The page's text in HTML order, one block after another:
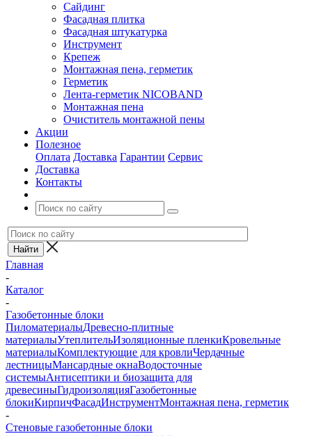
Сайдинг
Фасадная плитка
Фасадная штукатурка
Инструмент
Крепеж
Монтажная пена, герметик
Герметик
Лента-герметик NICOBAND
Монтажная пена
Очиститель монтажной пены
Акции
Полезное
Оплата Доставка Гарантии Сервис
Доставка
Контакты
Главная
-
Каталог
-
Газобетонные блоки
ПиломатериалыДревесно-плитные
материалыУтеплительИзоляционные пленкиКровельные
материалыКомплектующие для кровлиЧердачные
лестницыМансардные окнаВодосточные
системыАнтисептики и биозащита для
древесиныГидроизоляцияГазобетонные
блокиКирпичФасадИнструментМонтажная пена, герметик
-
Стеновые газобетонные блоки